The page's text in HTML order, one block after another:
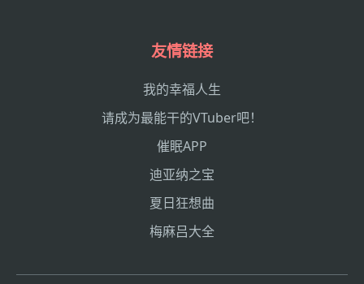
友情链接
我的幸福人生
请成为最能干的VTuber吧！
催眠APP
迪亚纳之宝
夏日狂想曲
梅麻吕大全